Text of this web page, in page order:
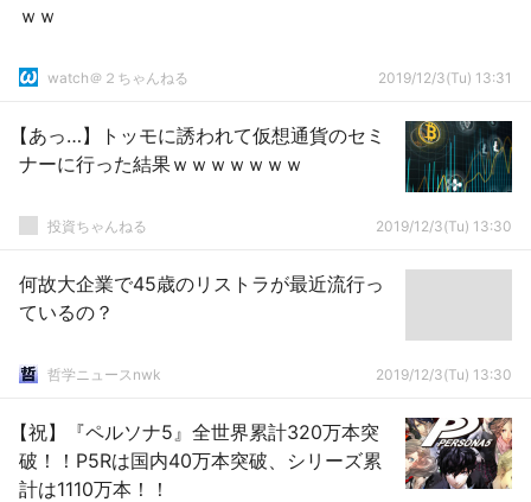
ｗｗ
watch＠２ちゃんねる 2019/12/3(Tu) 13:31
【あっ…】トッモに誘われて仮想通貨のセミ
ナーに行った結果ｗｗｗｗｗｗｗ
投資ちゃんねる 2019/12/3(Tu) 13:30
何故大企業で45歳のリストラが最近流行っ
ているの？
哲学ニュースnwk 2019/12/3(Tu) 13:30
【祝】『ペルソナ5』全世界累計320万本突
破！！P5Rは国内40万本突破、シリーズ累
計は1110万本！！